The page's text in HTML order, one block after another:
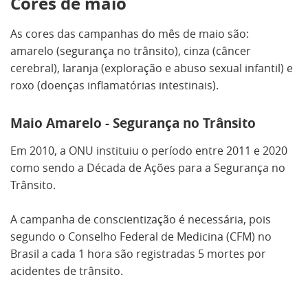
As cores das campanhas do mês de maio são:
amarelo (segurança no trânsito), cinza (câncer
cerebral), laranja (exploração e abuso sexual infantil) e
roxo (doenças inflamatórias intestinais).
Maio Amarelo - Segurança no Trânsito
Em 2010, a ONU instituiu o período entre 2011 e 2020
como sendo a Década de Ações para a Segurança no
Trânsito.
A campanha de conscientização é necessária, pois
segundo o Conselho Federal de Medicina (CFM) no
Brasil a cada 1 hora são registradas 5 mortes por
acidentes de trânsito.